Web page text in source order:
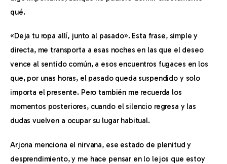
qué.
«Deja tu ropa allí, junto al pasado». Esta frase, simple y
directa, me transporta a esas noches en las que el deseo
vence al sentido común, a esos encuentros fugaces en los
que, por unas horas, el pasado queda suspendido y solo
importa el presente. Pero también me recuerda los
momentos posteriores, cuando el silencio regresa y las
dudas vuelven a ocupar su lugar habitual.
Arjona menciona el nirvana, ese estado de plenitud y
desprendimiento, y me hace pensar en lo lejos que estoy